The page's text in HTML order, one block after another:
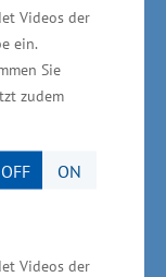
Videos der
ein.
Sie
zudem
OFF ON
Videos der
der
(ZfK) in der
und als
wichtigen
der